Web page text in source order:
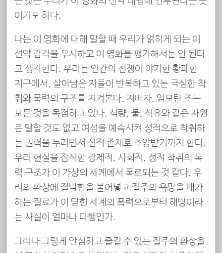
이기도 하다.
나는 이 영화에 대해 말할 때 우리가 얽히게 되는 이
선악 감각을 무시하고 이 영화를 평가해서는 안 된다
고 생각한다. 우리는 인간의 전쟁이 야기한 황폐한
지구에서, 살아남은 자들이 반복하고 있는 극심한 착
취와 폭력의 구조를 지켜본다. 지배자, 임모탄 조는
모든 것을 독점하고 있다. 식량, 물, 석유와 같은 자원
은 말할 것도 없고 여성을 예속시켜 성적으로 착취하
는 권력을 누리면서 신적 존재로 추앙받기까지 한다.
우리 현실을 잠식한 경제적, 사회적, 성적 착취의 폭
력 구조가 이 가상의 세계에서 폭로되는 것 같다. 우
리의 환상에 절박함을 불어넣고 질주의 욕망을 배가
하는 질료가 이 닫힌 세계의 폭력으로부터 해방이라
는 사실이 얼마나 다행인가.
그러나 그렇게 안심하고 즐길 수 있는 질주의 환상을